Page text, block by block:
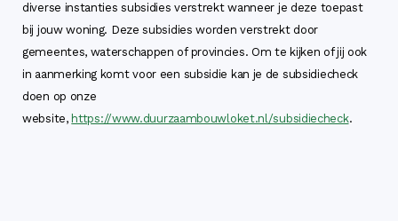
diverse instanties subsidies verstrekt wanneer je deze toepast
bij jouw woning. Deze subsidies worden verstrekt door
gemeentes, waterschappen of provincies. Om te kijken of jij ook
in aanmerking komt voor een subsidie kan je de subsidiecheck
doen op onze
website, https://www.duurzaambouwloket.nl/subsidiecheck.